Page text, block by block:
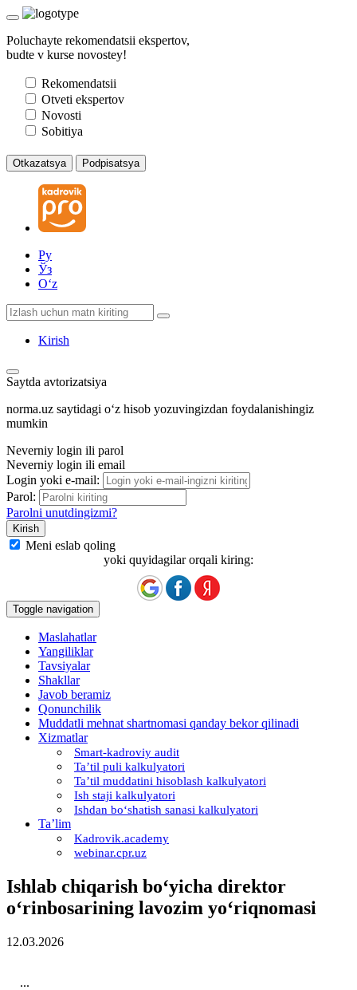
Poluchayte rekomendatsii ekspertov,
budte v kurse novostey!
Rekomendatsii
Otveti ekspertov
Novosti
Sobitiya
Otkazatsya Podpisatsya
Ру
Ўз
Oʻz
Kirish
Saytda avtorizatsiya
norma.uz saytidagi oʻz hisob yozuvingizdan foydalanishingiz
mumkin
Neverniy login ili parol
Neverniy login ili email
Login yoki e-mail:
Parol:
Parolni unutdingizmi?
Meni eslab qoling
yoki quyidagilar orqali kiring:
Toggle navigation
Maslahatlar
Yangiliklar
Tavsiyalar
Shakllar
Javob beramiz
Qonunchilik
Muddatli mehnat shartnomasi qanday bekor qilinadi
Xizmatlar
Smart-kadroviy audit
Ta’til puli kalkulyatori
Ta’til muddatini hisoblash kalkulyatori
Ish staji kalkulyatori
Ishdan boʻshatish sanasi kalkulyatori
Ta’lim
Kadrovik.academy
webinar.cpr.uz
Ishlab chiqarish boʻyicha direktor
oʻrinbosarining lavozim yoʻriqnomasi
12.03.2026
...